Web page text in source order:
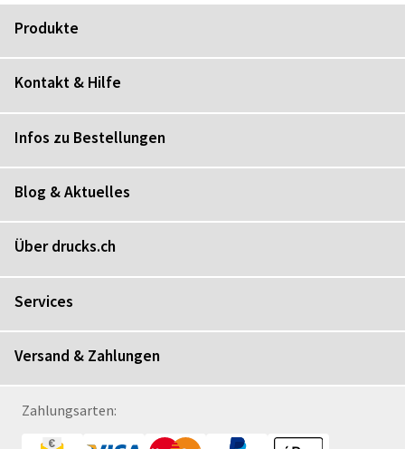
Produkte
Kontakt & Hilfe
Infos zu Bestellungen
Blog & Aktuelles
Über drucks.ch
Services
Versand & Zahlungen
Zahlungsarten: